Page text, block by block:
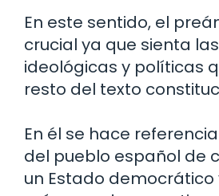
En este sentido, el
crucial ya que sienta
ideológicas y políticas
resto del texto
En él se hace
del pueblo español de
un Estado democrático